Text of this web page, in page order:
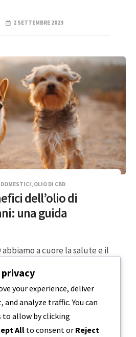
2 SETTEMBRE 2023
, OLIO DI CBD
dell’olio di
una guida
abbiamo a cuore la salute e il
15 AGOSTO 2023
your experience, deliver
analyze traffic. You can
to allow by clicking
All to consent or Reject